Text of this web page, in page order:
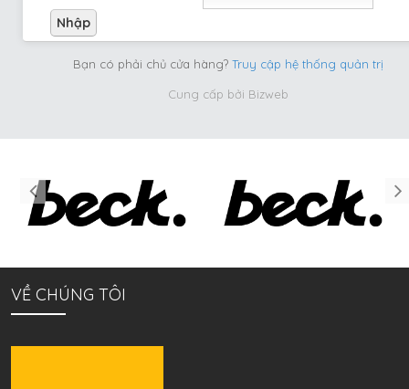
Bạn có phải chủ cửa hàng? Truy cập hệ thống quản trị
Cung cấp bởi Bizweb
VỀ CHÚNG TÔI